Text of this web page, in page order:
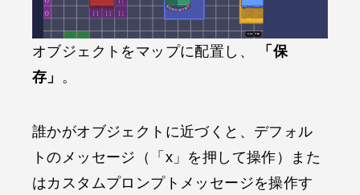
オブジェクトをマップに配置し、
「保
存」
。
誰かがオブジェクトに近づくと、デフォル
トのメッセージ（「x」を押して操作）また
はカスタムプロンプトメッセージを操作す